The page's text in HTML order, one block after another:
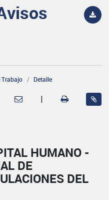
Trabajo Detalle
|
HUMANO -
DE
DEL